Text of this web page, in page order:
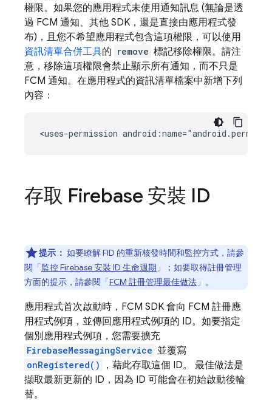
權限。如果您的應用程式未使用通知訊息 (無論是透
過 FCM 通知、其他 SDK，還是直接由應用程式發
布)，且您不希望應用程式包含這項權限，可以使用
資訊清單合併工具的 remove 標記移除權限。請注
意，移除這項權限會禁止顯示所有通知，而不只是
FCM 通知。在應用程式的資訊清單檔案中新增下列
內容：
<uses-permission
存取 Firebase 安裝 ID
提示： 如要瞭解 FID 的重新核發時間和監控方式，請參
閱「監控 Firebase 安裝 ID 生命週期 」；如要取得註冊管理
方面的提示，請參閱「FCM 註冊管理最佳做法 」。
應用程式首次啟動時， FCM SDK 會向 FCM 註冊應
用程式例項，並傳回應用程式例項的 ID。如要指定
個別應用程式例項，您需要擴充
FirebaseMessagingService 並覆寫
onRegistered()
，藉此存取這個 ID。 最佳做法是
擷取最新更新的 ID，因為 ID 可能會在初始啟動後輪
替。